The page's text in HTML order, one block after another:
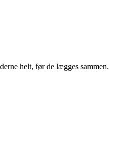
helt, før de lægges sammen.